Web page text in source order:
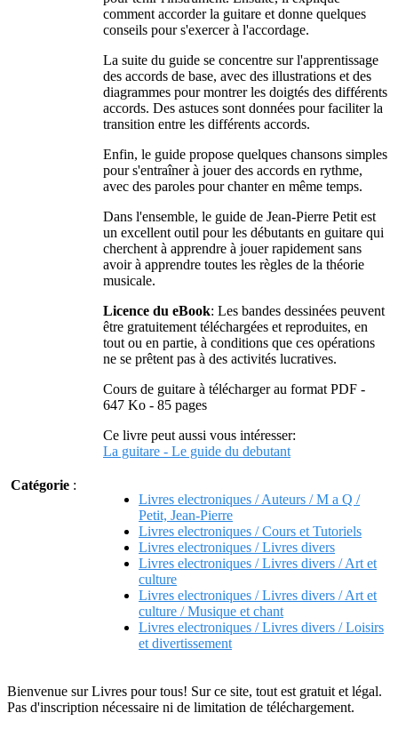
comment accorder la guitare et donne quelques
conseils pour s'exercer à l'accordage.
La suite du guide se concentre sur l'apprentissage
des accords de base, avec des illustrations et des
diagrammes pour montrer les doigtés des différents
accords. Des astuces sont données pour faciliter la
transition entre les différents accords.
Enfin, le guide propose quelques chansons simples
pour s'entraîner à jouer des accords en rythme,
avec des paroles pour chanter en même temps.
Dans l'ensemble, le guide de Jean-Pierre Petit est
un excellent outil pour les débutants en guitare qui
cherchent à apprendre à jouer rapidement sans
avoir à apprendre toutes les règles de la théorie
musicale.
Licence du eBook: Les bandes dessinées peuvent
être gratuitement téléchargées et reproduites, en
tout ou en partie, à conditions que ces opérations
ne se prêtent pas à des activités lucratives.
Cours de guitare à télécharger au format PDF -
647 Ko - 85 pages
Ce livre peut aussi vous intéresser:
La guitare - Le guide du debutant
Catégorie :
Livres electroniques / Auteurs / M a Q /
Petit, Jean-Pierre
Livres electroniques / Cours et Tutoriels
Livres electroniques / Livres divers
Livres electroniques / Livres divers / Art et
culture
Livres electroniques / Livres divers / Art et
culture / Musique et chant
Livres electroniques / Livres divers / Loisirs
et divertissement
Bienvenue sur Livres pour tous! Sur ce site, tout est gratuit et légal.
Pas d'inscription nécessaire ni de limitation de téléchargement.